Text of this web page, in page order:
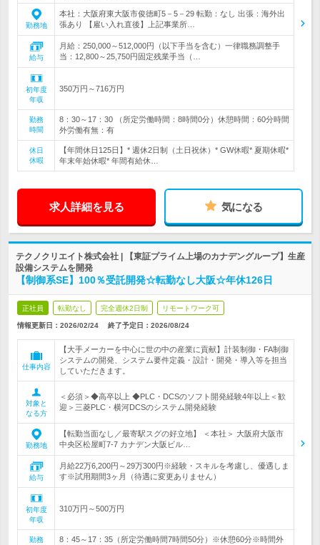
勤務地
本社：大阪府東大阪市俊徳町5－5－29 転勤：なし 出張：海外出
張あり 【雇い入れ直後】上記事業所…
給与
月給：250,000～512,000円（以下手当を含む）一律職務調整手
当：12,800～25,750円固定残業手当（…
初年度
年収
350万円～716万円
勤務
時間
8：30～17：30 （所定労働時間：8時間0分）休憩時間：60分時間
外労働有無：有
休日
休暇
【年間休日125日】* 週休2日制（土日祝休）* GW休暇* 夏期休暇*
年末年始休暇* 年間有給休…
求人詳細を見る 気になる
テクノクリエイト株式会社 | 【東証プライム上場のカナデングループ】生産
設備システムを開発
【制御系SE】100％受託開発☆転勤なし大阪☆年休126日
正社員 転勤なし 完全週休2日制 リモートワーク可
情報更新日：2026/02/24 終了予定日： 2026/08/24
仕事内容
【大手メーカーを中心に世の中の産業に貢献】計装制御・FA制御
システムの開発、システム要件定義・設計・開発・導入等を担当
していただきます。
対象と
なる方
＜必須＞◆高卒以上 ◆PLC・DCSのソフト開発経験4年以上＜歓
迎＞三菱PLC・横河DCSのシステム開発経験
勤務地
【転勤当面なし／最寄駅スグの好立地】 ＜本社＞ 大阪府大阪市
中央区松屋町7-7 カナデン大阪ビル…
給与
月給22万6,200円～29万300円※経験・スキルを考慮し、優遇しま
す※試用期間3ヶ月（待遇に変更ありません）
初年度
年収
310万円～500万円
勤務
8：45～17：35（所定労働時間7時間50分）※休憩60分※時間外